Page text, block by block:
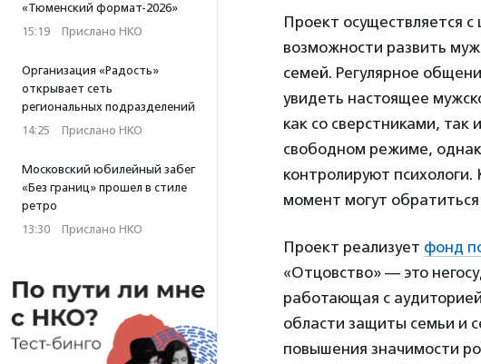
«Тюменский формат-2026»
15:19 · Прислано НКО
Организация «Радость»
открывает сеть
региональных подразделений
14:25 · Прислано НКО
Московский юбилейный забег
«Без границ» прошел в стиле
ретро
13:30 · Прислано НКО
Проект осуществляется
возможности развить
семей. Регулярное
увидеть настоящее
как со сверстниками,
свободном режиме,
контролируют
момент могут
Проект реализует фонд
«Отцовство» — это
работающая с
области защиты семьи и
повышения значимости